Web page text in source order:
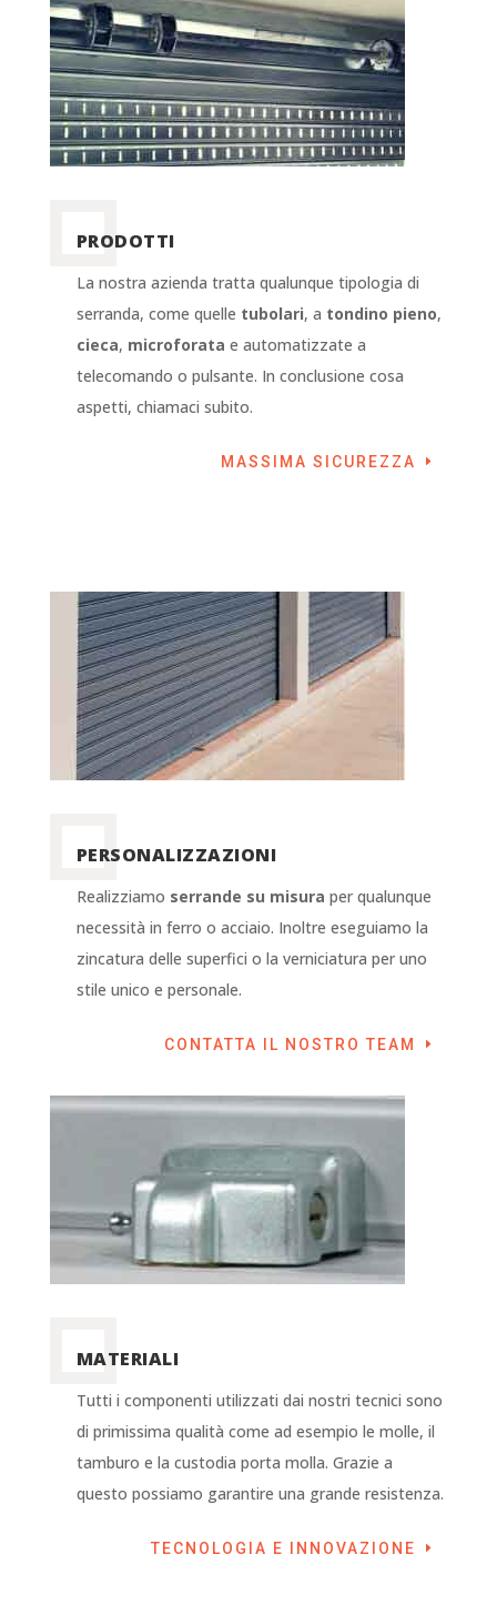
PRODOTTI
La nostra azienda tratta qualunque tipologia di
serranda, come quelle tubolari, a tondino pieno,
cieca, microforata e automatizzate a
telecomando o pulsante. In conclusione cosa
aspetti, chiamaci subito.
MASSIMA SICUREZZA
PERSONALIZZAZIONI
Realizziamo serrande su misura per qualunque
necessità in ferro o acciaio. Inoltre eseguiamo la
zincatura delle superfici o la verniciatura per uno
stile unico e personale.
CONTATTA IL NOSTRO TEAM
MATERIALI
Tutti i componenti utilizzati dai nostri tecnici sono
di primissima qualità come ad esempio le molle, il
tamburo e la custodia porta molla. Grazie a
questo possiamo garantire una grande resistenza.
TECNOLOGIA E INNOVAZIONE